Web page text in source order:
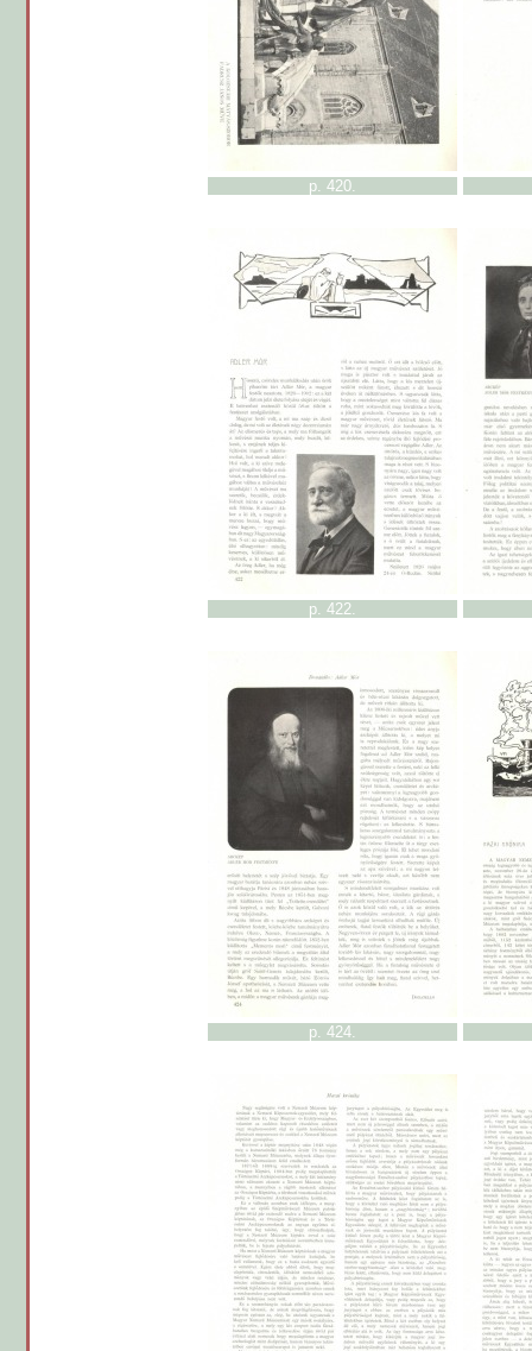
p. 420.
p. 422.
p. 424.